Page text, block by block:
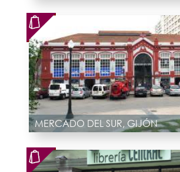
MERCADO DEL SUR, GIJÓN